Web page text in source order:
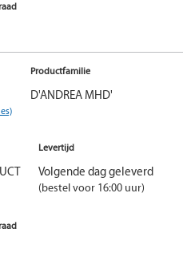
Productfamilie
D'ANDREA MHD'
Levertijd
Volgende dag geleverd
(bestel voor 16:00 uur)